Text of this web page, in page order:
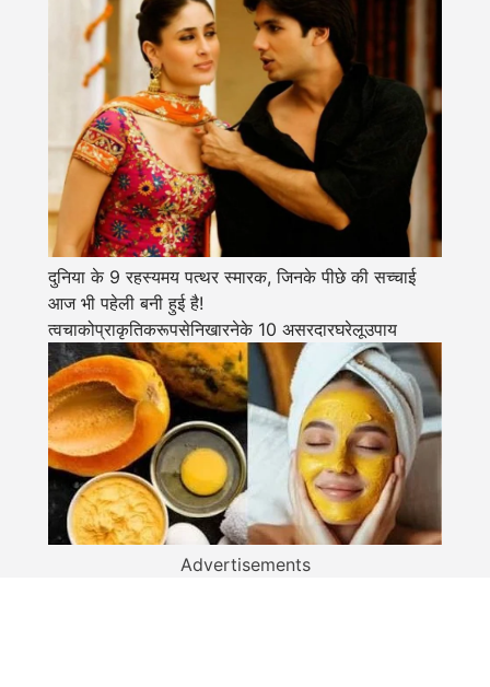
दुनिया के 9 रहस्यमय पत्थर स्मारक, जिनके पीछे की सच्चाई
आज भी पहेली बनी हुई है!
त्वचाकोप्राकृतिकरूपसेनिखारनेके 10 असरदारघरेलूउपाय
Advertisements